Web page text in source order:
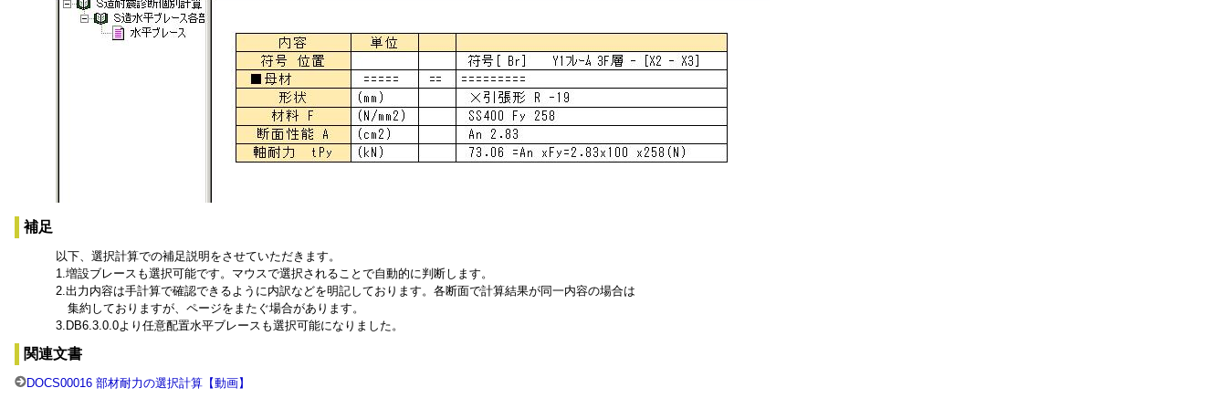
補足
以下、選択計算での補足説明をさせていただきます。
1.増設ブレースも選択可能です。マウスで選択されることで自動的に判断します。
2.出力内容は手計算で確認できるように内訳などを明記しております。各断面で計算結果が同一内容の場合は
集約しておりますが、ページをまたぐ場合があります。
3.DB6.3.0.0より任意配置水平ブレースも選択可能になりました。
関連文書
DOCS00016 部材耐力の選択計算【動画】